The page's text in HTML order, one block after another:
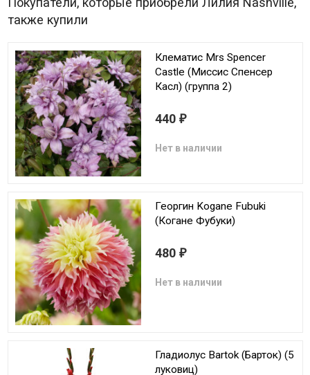
также купили
Клематис Mrs Spencer
Castle (Миссис Спенсер
Касл) (группа 2)
440 ₽
Нет в наличии
Георгин Kogane Fubuki
(Когане Фубуки)
480 ₽
Нет в наличии
Гладиолус Bartok (Барток) (5
луковиц)